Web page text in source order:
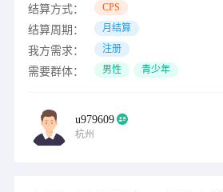
结算方式： CPS
结算周期： 月结算
我方需求： 注册
需要群体： 男性 青少年
u979609
杭州